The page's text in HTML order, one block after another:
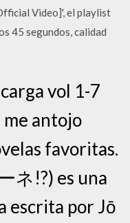
Video]', el playlist
45 segundos, calidad
vol 1-7
me antojo
favoritas.
ネ!?) es una
escrita por Jō